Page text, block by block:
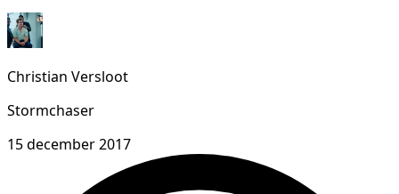
Christian Versloot
Stormchaser
15 december 2017